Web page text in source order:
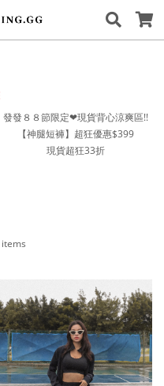
發發８８節限定❤︎現貨背心涼爽區!!
【神腿短褲】超狂優惠$399
現貨超狂33折
items